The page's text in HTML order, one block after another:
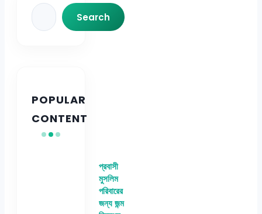
Search
Search
POPULAR
CONTENT
প্রবাসী
মুসলিম
পরিবারের
জন্য জন্ম